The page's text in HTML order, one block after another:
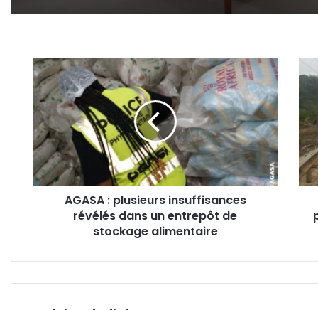
AGASA
:
plusieurs
insuffisances
révélés
dans
un
entrepôt
de
stockage
alimentaire
AGASA : plusieurs insuffisances
révélés dans un entrepôt de
stockage alimentaire
:
entre
deux
fait